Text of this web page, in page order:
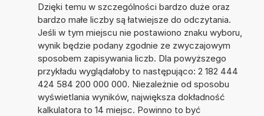
Dzięki temu w szczególności bardzo duże oraz
bardzo małe liczby są łatwiejsze do odczytania.
Jeśli w tym miejscu nie postawiono znaku wyboru,
wynik będzie podany zgodnie ze zwyczajowym
sposobem zapisywania liczb. Dla powyższego
przykładu wyglądałoby to następująco: 2 182 444
424 584 200 000 000. Niezależnie od sposobu
wyświetlania wyników, największa dokładność
kalkulatora to 14 miejsc. Powinno to być